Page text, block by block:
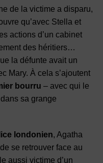
de la victime a disparu,
qu’avec Stella et
actions d’un cabinet
des héritiers…
la défunte avait un
Mary. À cela s’ajoutent
bourru – avec qui le
sa grange
londonien, Agatha
se retrouver face au
aussi victime d’un